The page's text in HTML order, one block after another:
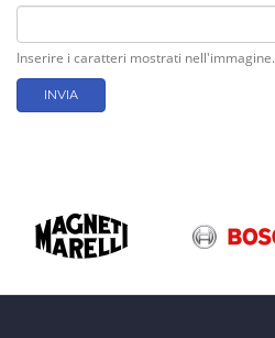
Inserire i caratteri mostrati nell'immagine.
INVIA